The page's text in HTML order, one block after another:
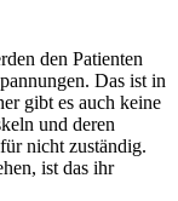
den Patienten
Das ist in
gibt es auch keine
und deren
nicht zuständig.
ist das ihr